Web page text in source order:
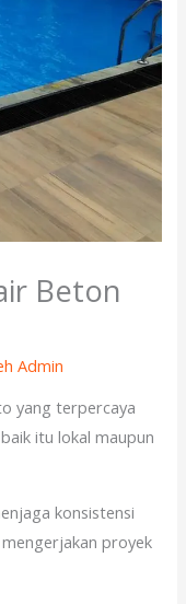
Beton
Admin
yang terpercaya
itu lokal maupun
konsistensi
proyek